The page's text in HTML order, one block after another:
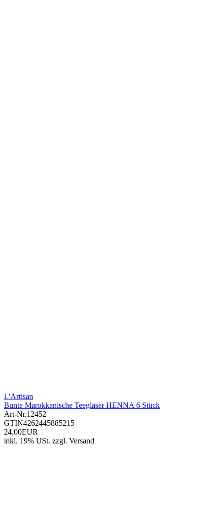
L'Artisan
Bunte Marokkanische Teegläser HENNA 6 Stück
Art-Nr.12452
GTIN4262445885215
24,00EUR
inkl. 19% USt. zzgl. Versand